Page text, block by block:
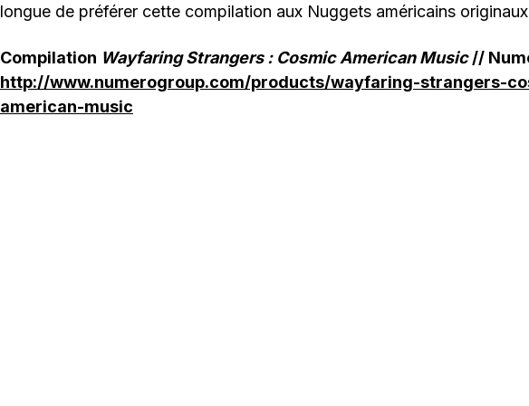
longue de préférer cette compilation aux Nuggets américains
Compilation Wayfaring Strangers : Cosmic American Music//
http://www.numerogroup.com/products/wayfaring-strangers-
american-music